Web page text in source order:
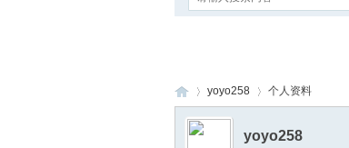
yoyo258 个人资料
yoyo258